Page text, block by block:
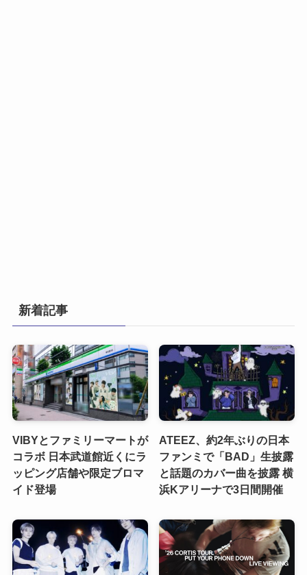
新着記事
VIBYとファミリーマートが
コラボ 日本武道館近くにラ
ッピング店舗や限定ブロマ
イド登場
ATEEZ、約2年ぶりの日本
ファンミで「BAD」生披露
と話題のカバー曲を披露 横
浜Kアリーナで3日間開催